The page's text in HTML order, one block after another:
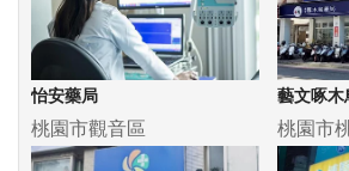
怡安藥局
桃園市觀音區
藝文啄木
桃園市